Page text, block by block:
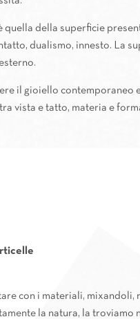
della superficie
dualismo, innesto. La
il gioiello contemporaneo
vista e tatto, materia e
con i materiali, mixandoli,
la natura, la troviamo